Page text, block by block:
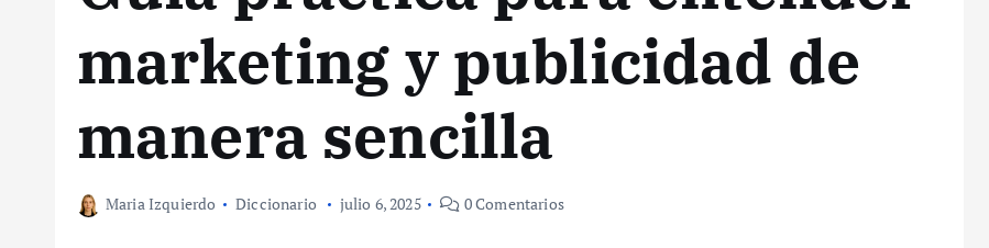
marketing y publicidad de
manera sencilla
Maria Izquierdo Diccionario julio 6, 2025 0 Comentarios